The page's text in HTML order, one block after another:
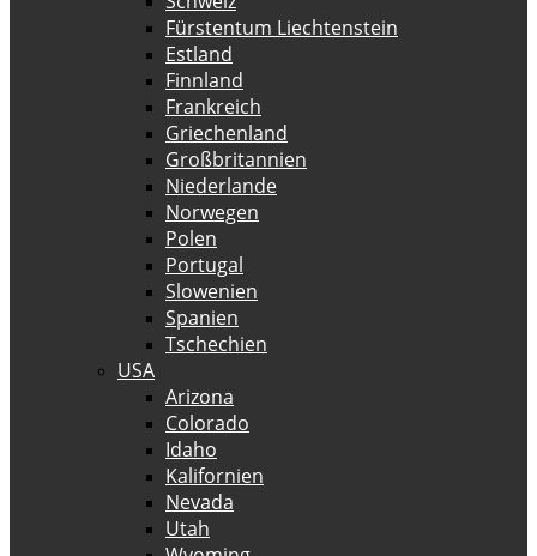
Fürstentum Liechtenstein
Estland
Finnland
Frankreich
Griechenland
Großbritannien
Niederlande
Norwegen
Polen
Portugal
Slowenien
Spanien
Tschechien
USA
Arizona
Colorado
Idaho
Kalifornien
Nevada
Utah